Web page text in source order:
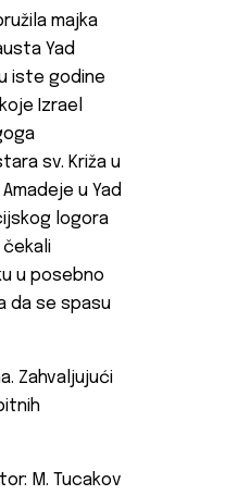
majka
Yad
iste godine
Izrael
sv. Križa u
u Yad
logora
čekali
u posebno
da se spasu
Zahvaljujući
M. Tucakov